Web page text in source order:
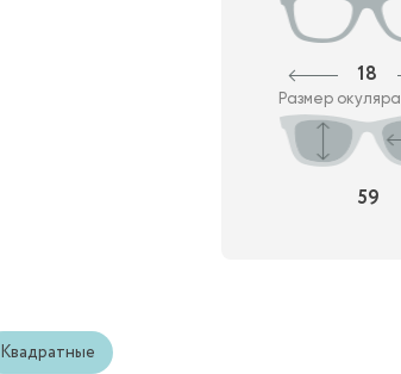
18
Размер окуляра
59
Квадратные